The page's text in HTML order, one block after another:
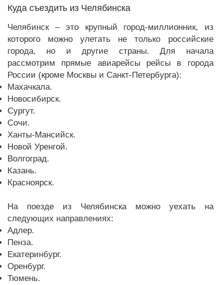
Куда съездить из Челябинска
Челябинск – это крупный город-миллионник, из
которого можно улетать не только российские
города, но и другие страны. Для начала
рассмотрим прямые авиарейсы рейсы в города
России (кроме Москвы и Санкт-Петербурга):
Махачкала.
Новосибирск.
Сургут.
Сочи.
Ханты-Мансийск.
Новой Уренгой.
Волгоград.
Казань.
Красноярск.
На поезде из Челябинска можно уехать на
следующих направлениях:
Адлер.
Пенза.
Екатеринбург.
Оренбург.
Тюмень.